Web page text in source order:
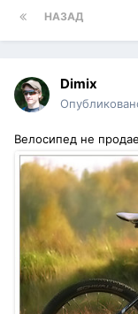
НАЗАД
Dimix
Велосипед не